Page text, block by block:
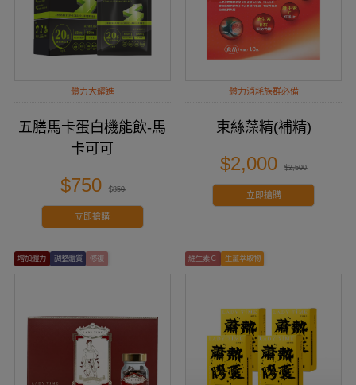
體力大耀進
五膳馬卡蛋白機能飲-馬
卡可可
$750 $850
立即搶購
體力消耗族群必備
束絲藻精(補精)
$2,000 $2,500
立即搶購
增加體力 調整體質 修復 維生素Ｃ 生薑萃取物